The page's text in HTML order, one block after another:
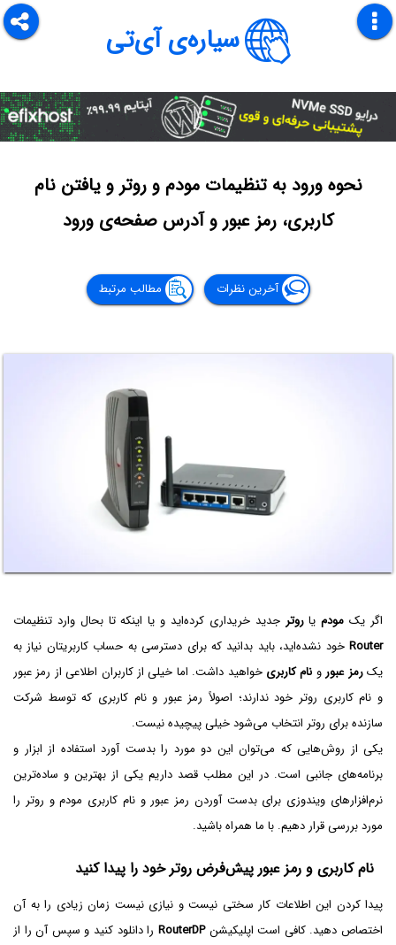
سیاره‌ی آی‌تی
نحوه ورود به تنظیمات مودم و روتر و یافتن نام
کاربری، رمز عبور و آدرس صفحه‌ی ورود
آخرین نظرات مطالب مرتبط
اگر یک مودمیاروتر جدید خریداری کرده‌اید و یا اینکه تا بحال وارد تنظیمات
Router خود نشده‌اید، باید بدانید که برای دسترسی به حساب کاربریتان نیاز به
یکرمز عبور و نام کاربری خواهید داشت. اما خیلی از کاربران اطلاعی از رمز عبور
و نام کاربری روتر خود ندارند؛ اصولاً رمز عبور و نام کاربری که توسط شرکت
سازنده برای روتر انتخاب می‌شود خیلی پیچیده نیست.
یکی از روش‌هایی که می‌توان این دو مورد را بدست آورد استفاده از ابزار و
برنامه‌های جانبی است. در این مطلب قصد داریم یکی از بهترین و ساده‌ترین
نرم‌افزارهای ویندوزی برای بدست آوردن رمز عبور و نام کاربری مودم و روتر را
مورد بررسی قرار دهیم. با ما همراه باشید.
نام کاربری و رمز عبور پیش‌فرض روتر خود را پیدا کنید
پیدا کردن این اطلاعات کار سختی نیست و نیازی نیست زمان زیادی را به آن
اختصاص دهید. کافی است اپلیکیشنRouterDP را دانلود کنید و سپس آن را از